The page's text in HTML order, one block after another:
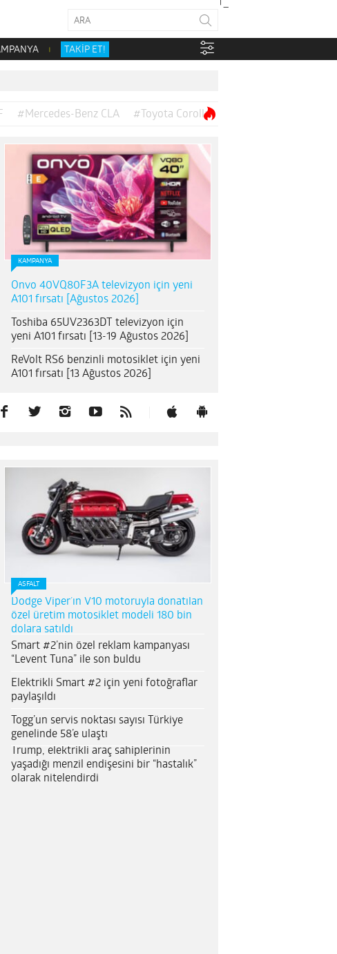
TAKİP ET!
#Mercedes-Benz CLA #Toyota Corolla
KAMPANYA
Onvo 40VQ80F3A televizyon için yeni
A101 fırsatı [Ağustos 2026]
Toshiba 65UV2363DT televizyon için
yeni A101 fırsatı [13-19 Ağustos 2026]
ReVolt RS6 benzinli motosiklet için yeni
A101 fırsatı [13 Ağustos 2026]
ASFALT
Dodge Viper’ın V10 motoruyla donatılan
özel üretim motosiklet modeli 180 bin
dolara satıldı
Smart #2’nin özel reklam kampanyası
“Levent Tuna” ile son buldu
Elektrikli Smart #2 için yeni fotoğraflar
paylaşıldı
Togg’un servis noktası sayısı Türkiye
genelinde 58’e ulaştı
Trump, elektrikli araç sahiplerinin
yaşadığı menzil endişesini bir “hastalık”
olarak nitelendirdi